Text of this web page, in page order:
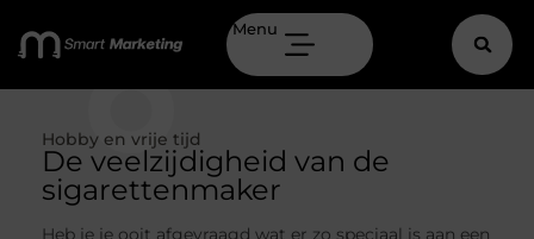
Menu
Hobby en vrije tijd
De veelzijdigheid van de
sigarettenmaker
Heb je je ooit afgevraagd wat er zo speciaal is aan een